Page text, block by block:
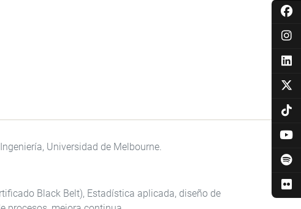
Universidad de Melbourne.
Black Belt), Estadística aplicada, diseño de